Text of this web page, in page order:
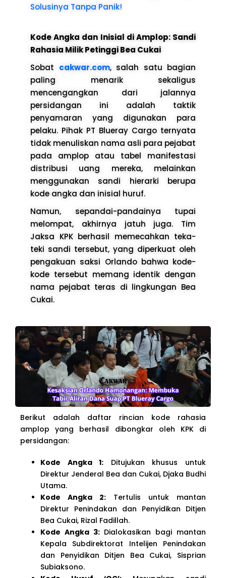
Solusinya Tanpa Panik!
Kode Angka dan Inisial di Amplop: Sandi
Rahasia Milik Petinggi Bea Cukai
Sobat cakwar.com, salah satu bagian
paling menarik sekaligus
mencengangkan dari jalannya
persidangan ini adalah taktik
penyamaran yang digunakan para
pelaku. Pihak PT Blueray Cargo ternyata
tidak menuliskan nama asli para pejabat
pada amplop atau tabel manifestasi
distribusi uang mereka, melainkan
menggunakan sandi hierarki berupa
kode angka dan inisial huruf.
Namun, sepandai-pandainya tupai
melompat, akhirnya jatuh juga. Tim
Jaksa KPK berhasil memecahkan teka-
teki sandi tersebut, yang diperkuat oleh
pengakuan saksi Orlando bahwa kode-
kode tersebut memang identik dengan
nama pejabat teras di lingkungan Bea
Cukai.
Berikut adalah daftar rincian kode rahasia
amplop yang berhasil dibongkar oleh KPK di
persidangan:
Kode Angka 1: Ditujukan khusus untuk
Direktur Jenderal Bea dan Cukai, Djaka Budhi
Utama.
Kode Angka 2: Tertulis untuk mantan
Direktur Penindakan dan Penyidikan Ditjen
Bea Cukai, Rizal Fadillah.
Kode Angka 3:Dialokasikan bagi mantan
Kepala Subdirektorat Intelijen Penindakan
dan Penyidikan Ditjen Bea Cukai, Sisprian
Subiaksono.